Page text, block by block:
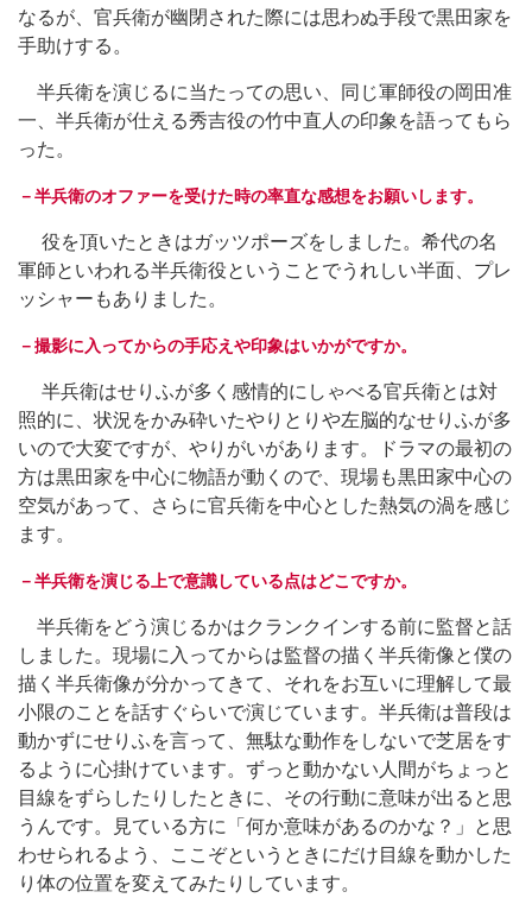
なるが、官兵衛が幽閉された際には思わぬ手段で黒田家を
手助けする。
半兵衛を演じるに当たっての思い、同じ軍師役の岡田准
一、半兵衛が仕える秀吉役の竹中直人の印象を語ってもら
った。
－半兵衛のオファーを受けた時の率直な感想をお願いします。
役を頂いたときはガッツポーズをしました。希代の名
軍師といわれる半兵衛役ということでうれしい半面、プレ
ッシャーもありました。
－撮影に入ってからの手応えや印象はいかがですか。
半兵衛はせりふが多く感情的にしゃべる官兵衛とは対
照的に、状況をかみ砕いたやりとりや左脳的なせりふが多
いので大変ですが、やりがいがあります。ドラマの最初の
方は黒田家を中心に物語が動くので、現場も黒田家中心の
空気があって、さらに官兵衛を中心とした熱気の渦を感じ
ます。
－半兵衛を演じる上で意識している点はどこですか。
半兵衛をどう演じるかはクランクインする前に監督と話
しました。現場に入ってからは監督の描く半兵衛像と僕の
描く半兵衛像が分かってきて、それをお互いに理解して最
小限のことを話すぐらいで演じています。半兵衛は普段は
動かずにせりふを言って、無駄な動作をしないで芝居をす
るように心掛けています。ずっと動かない人間がちょっと
目線をずらしたりしたときに、その行動に意味が出ると思
うんです。見ている方に「何か意味があるのかな？」と思
わせられるよう、ここぞというときにだけ目線を動かした
り体の位置を変えてみたりしています。